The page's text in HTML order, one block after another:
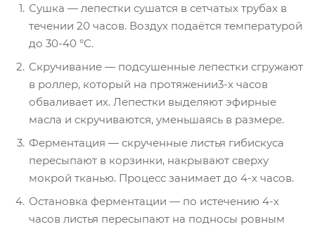
Сушка — лепестки сушатся в сетчатых трубах в
течении 20 часов. Воздух подаётся температурой
до 30-40 °С.
Скручивание — подсушенные лепестки сгружают
в роллер, который на протяжении⁠3-х часов
обваливает их. Лепестки выделяют эфирные
масла и скручиваются, уменьшаясь в размере.
Ферментация — скрученные листья гибискуса
пересыпают в корзинки, накрывают сверху
мокрой тканью. Процесс занимает до 4-х часов.
Остановка ферментации — по истечению 4-х
часов листья пересыпают на подносы ровным